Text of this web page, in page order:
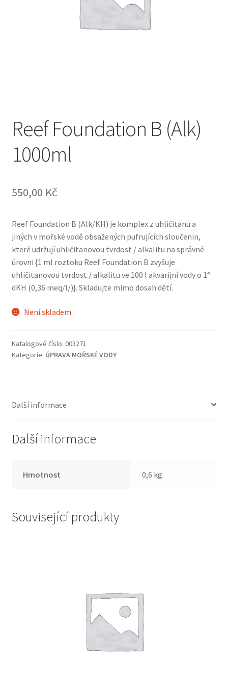
Reef Foundation B (Alk)
1000ml
550,00 Kč
Reef Foundation B (Alk/KH) je komplex z uhličitanu a
jiných v mořské vodě obsažených pufrujících sloučenin,
které udržují uhličitanovou tvrdost / alkalitu na správné
úrovni {1 ml roztoku Reef Foundation B zvyšuje
uhličitanovou tvrdost / alkalitu ve 100 l akvarijní vody o 1°
dKH (0,36 meq/l/)}. Skladujte mimo dosah dětí.
Není skladem
Katalogové číslo: 003271
Kategorie: ÚPRAVA MOŘSKÉ VODY
Další informace
Další informace
Hmotnost 0,6 kg
Související produkty